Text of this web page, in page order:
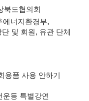
북도협의회
에너지환경부,
및 회원, 유관 단체
용품 사용 안하기
동 특별강연